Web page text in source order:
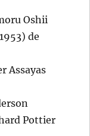
Oshii
de
Assayas
Pottier